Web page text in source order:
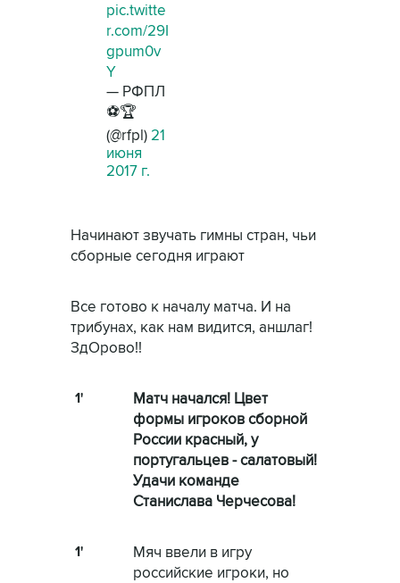
pic.twitte
r.com/29I
gpum0v
Y
— РФПЛ
⚽️🏆
(@rfpl) 21
июня
2017 г.
Начинают звучать гимны стран, чьи
сборные сегодня играют
Все готово к началу матча. И на
трибунах, как нам видится, аншлаг!
ЗдОрово!!
1'
Матч начался! Цвет
формы игроков сборной
России красный, у
португальцев - салатовый!
Удачи команде
Станислава Черчесова!
1'
Мяч ввели в игру
российские игроки, но